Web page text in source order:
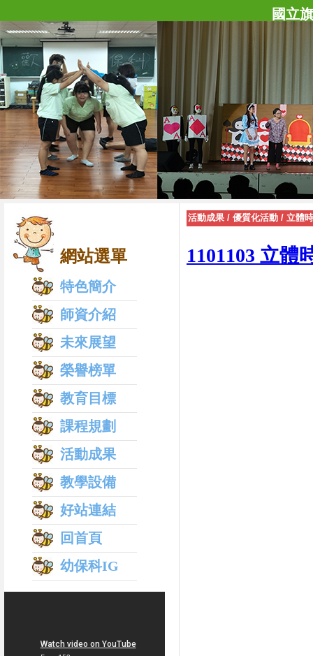
國立
網站選單
特色簡介
師資介紹
未來展望
榮譽榜單
教育目標
課程規劃
活動成果
教學設備
好站連結
回首頁
幼保科IG
活動成果 / 優質化活動 / 立體
1101103 立體